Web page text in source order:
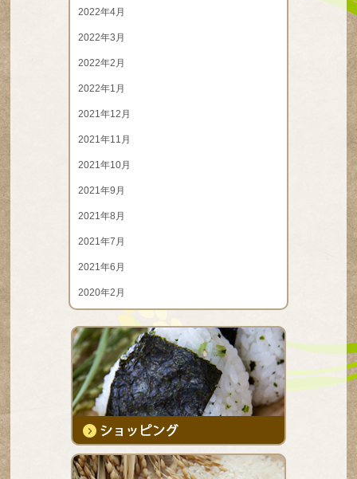
2022年4月
2022年3月
2022年2月
2022年1月
2021年12月
2021年11月
2021年10月
2021年9月
2021年8月
2021年7月
2021年6月
2020年2月